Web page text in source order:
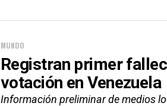
MUNDO
Registran primer
votación en Venezuela
Información preliminar de medios